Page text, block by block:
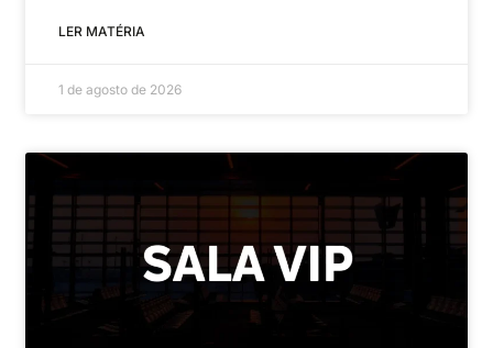
LER MATÉRIA
1 de agosto de 2026